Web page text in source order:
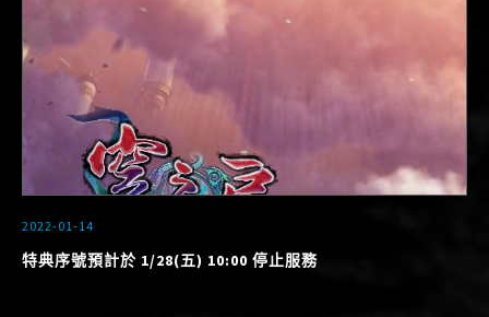
2022-01-14
特典序號預計於 1/28(五) 10:00 停止服務